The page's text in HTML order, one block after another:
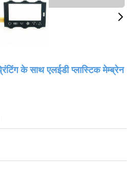
के साथ एलईडी प्लास्टिक मेम्ब्रेन